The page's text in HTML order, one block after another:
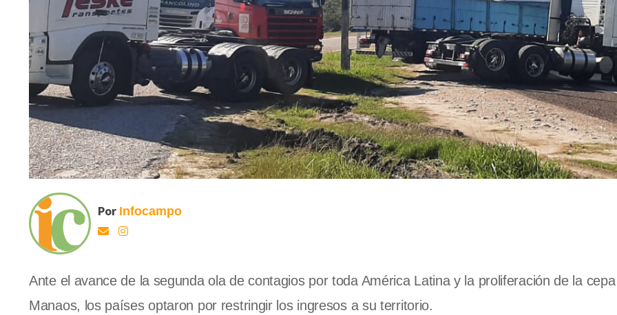
Por Infocampo
Ante el avance de la segunda ola de contagios por toda América Latina y la proliferación de la
Manaos, los países optaron por restringir los ingresos a su territorio.